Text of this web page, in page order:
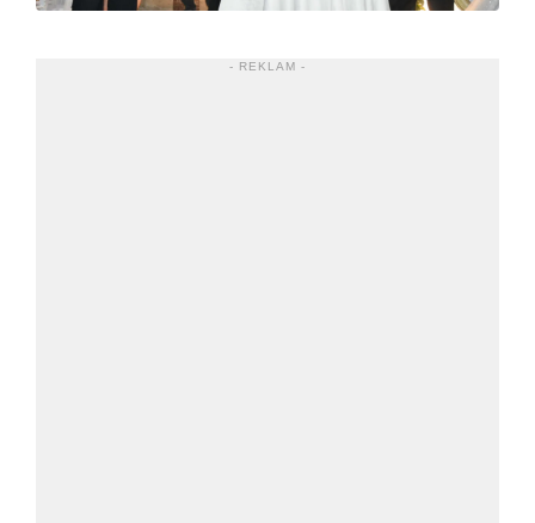
- REKLAM -